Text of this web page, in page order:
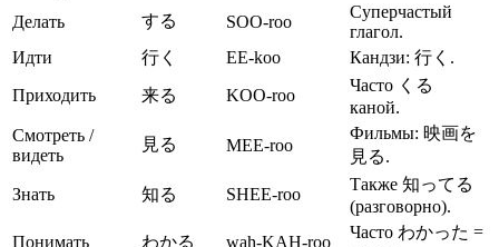
Делать する SOO-roo
Суперчастый
глагол.
Идти
行く EE-koo
Кандзи: 行く.
Приходить
来る KOO-roo
Часто くる
каной.
Смотреть /
видеть
見る MEE-roo
Фильмы: 映画を
見る.
Знать
知る SHEE-roo
Также 知ってる
(разговорно).
Понимать
わかる wah-KAH-roo
Часто わかった =